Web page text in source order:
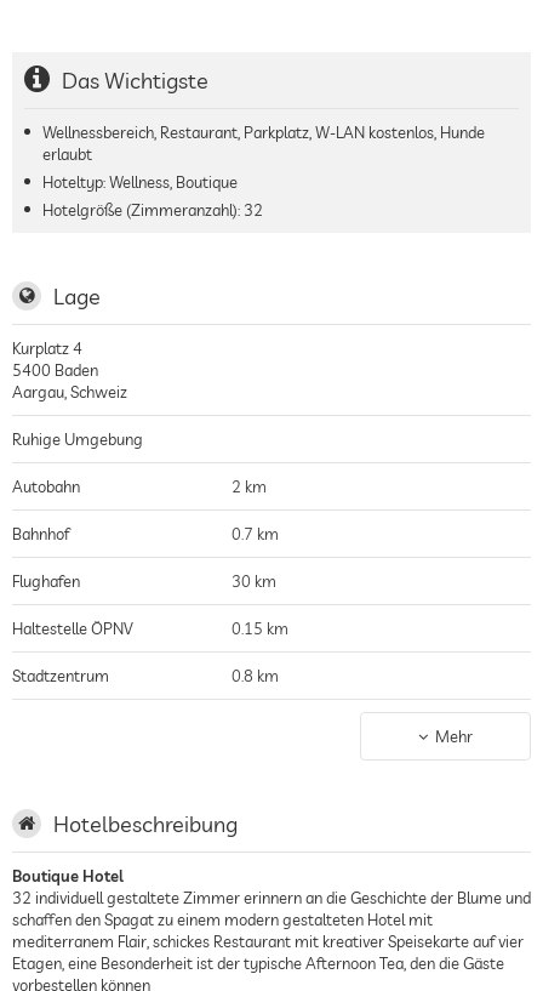
Das Wichtigste
Wellnessbereich, Restaurant, Parkplatz, W-LAN kostenlos, Hunde
erlaubt
Hoteltyp: Wellness, Boutique
Hotelgröße (Zimmeranzahl): 32
Lage
Kurplatz 4
5400 Baden
Aargau Schweiz
Ruhige Umgebung
Autobahn 2 km
Bahnhof 0.7 km
Flughafen 30 km
Haltestelle ÖPNV 0.15 km
Stadtzentrum 0.8 km
Mehr
Hotelbeschreibung
Boutique Hotel
32 individuell gestaltete Zimmer erinnern an die Geschichte der Blume und
schaffen den Spagat zu einem modern gestalteten Hotel mit
mediterranem Flair, schickes Restaurant mit kreativer Speisekarte auf vier
Etagen, eine Besonderheit ist der typische Afternoon Tea, den die Gäste
vorbestellen können